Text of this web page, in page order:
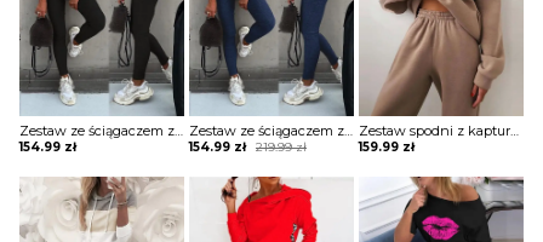
Zestaw ze ściągaczem z długim rękawem i wysokim stanem komplet Merel
154.99 zł
Zestaw ze ściągaczem z długim rękawem i wysokim stanem komplet Merel
219.99zł
Original
was:
219.99 zł.
154.99 zł
Current
is:
154.99 zł.
Zestaw spodni z kapturem i kieszenią długim rękawem komplet Shanon
159.99 zł